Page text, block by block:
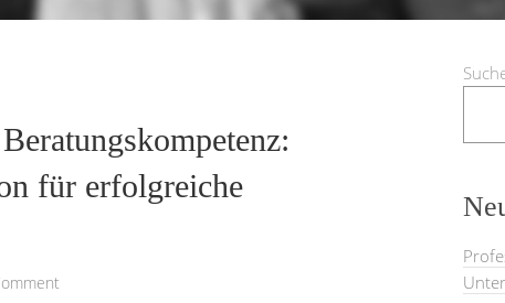
für erfolgreiche